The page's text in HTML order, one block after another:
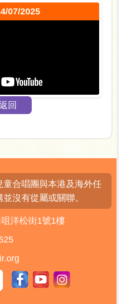
07/2025
回
童合唱團與本港及海外任
沒有從屬或關聯。
洋松街1號1樓